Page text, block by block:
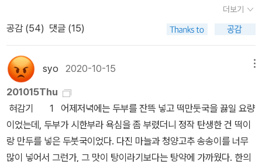
게 만들어 준다. 편리하고 간편한 것. 더 저렴하고 또는 더 고급스러운
것. 더 많은 풍요, 높은 고층건물을 추구하기 위해 우리가 외면하게 되
는 것들은 부족한 매립지와 탄소가스,미세플라스틱, 초미세먼지, 질
병으로 되돌아 오고 있다. 웨스트레이: 스너프 필름 본 적 있나?변호
사: 아뇨. 본 적 있어요?웨스트레이: 아니, 볼 생각은 있나?변호사: 전
혀요.웨스트레이: 스너프 필름의 소비자는 그 생산에 필수적 존재
인 법이지. 그걸 본다는 건 곧 살인에 연루된다는 뜻이야. - P99마침
최근에 넷***에서 멕시코 마약 카르텔에 관한 다큐를 봤다. 미국의
거리에서 마약에 취해 쓰러진 사람들, 마약에 손을 댄 뒤 빠져 나올 수
기. 그럼에도 끝까지 집중했던 작품들이었는데 '신의 아이'도 마찬가
지다. 241페이지에 불과하지만 쉽게 읽히지 않고 쉽게 받아들여 지
비어빌이란 곳의 부랑자? 밸러드는 징역을 살고 나온 뒤 27의 나이
에 지내던 곳에서도 쫒겨났다. 마치 세상에 버려진 밸러드처럼 낡아
뼈대만 남은 오두막에서 겨우 몸을 뉘었지만 그마저도 불이 나버려
재만 남고 사라진다. 이제 산으로 올라가 축축한 동굴을 거처로 삼은
그는 경계밖으로 쫒겨난 짐승과 같이 하루하루를 살아간다.어
느 날 저녁 불 옆의 요에 누워 있던 밸러드는 작은 굴의 어둠으로부
터 박쥐들이 나와 하데스에서솟아오르는 영혼들처럼 재와 연기 속에
가 어떻게든 그 강을 넘어 너에게 갈 것이다. 그러나 우리 사이에 놓인
것이 달음질 한 번에 건너뛸 수 있는 좁은 개울일지라도 그 속에 딱 한
방울의 눈물이 보태어져 있다면 나는 아무래도 그 물을 넘어 너에게
로 갈 수가 없겠다. 5 다치고 있다. 6 인간의 인식이나 사는
방식, 미감을 타격하여 흔들어놓지 않는 철학은 철학이 아니라고 생
각하던 시절이 있었다. 이젠 아무래도 상관없는 듯하다. 7 가끔
당신이 나를 훔쳐간다. 8 모니터 앞에 앉으면, 대본을 잃어버린
채 일주일을 보낸 뒤 무대 위에 올라선 배우가 된 기분이다. 9 말
더보기
공감 (54) 댓글 (15)
syo 2020-10-15
201015Thu
혀감기 1 어제저녁에는 두부를 잔뜩 넣고 떡만둣국을 끓일 요량
이었는데, 두부가 시한부라 욕심을 좀 부렸더니 정작 탄생한 건 떡이
랑 만두를 넣은 두붓국이었다. 다진 마늘과 청양고추 송송이를 너무
많이 넣어서 그런가, 그 맛이 탕이라기보다는 탕약에 가까웠다. 한의